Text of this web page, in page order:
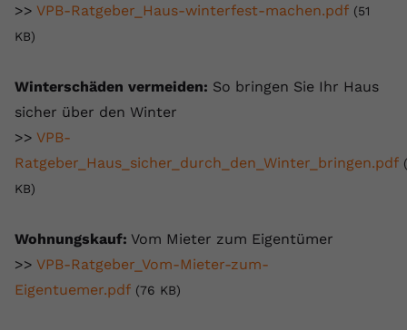
>> VPB-Ratgeber_Haus-winterfest-machen.pdf (51
KB)
Winterschäden vermeiden: So bringen Sie Ihr Haus
sicher über den Winter
>> VPB-
Ratgeber_Haus_sicher_durch_den_Winter_bringen.pdf
KB)
Wohnungskauf: Vom Mieter zum Eigentümer
>> VPB-Ratgeber_Vom-Mieter-zum-
Eigentuemer.pdf (76 KB)